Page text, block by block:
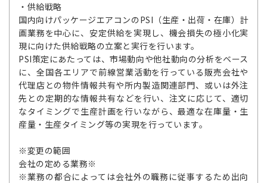
・供給戦略
国内向けパッケージエアコンのPSI（生産・出荷・在庫）計
画業務を中心に、安定供給を実現し、機会損失の極小化実
現に向けた供給戦略の立案と実行を行います。
PSI策定にあたっては、市場動向や他社動向の分析をベース
に、全国各エリアで前線営業活動を行っている販売会社や
代理店との物件情報共有や所内製造関連部門、或いは外注
先との定期的な情報共有などを行い、注文に応じて、適切
なタイミングで生産計画を行いながら、最適な在庫量・生
産量・生産タイミング等の実現を行っています。
※変更の範囲
会社の定める業務※
※業務の都合によっては会社外の職務に従事するため出向